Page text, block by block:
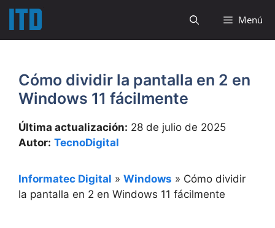
Saltar
contenido
Menú
Cómo dividir la pantalla en 2 en
Windows 11 fácilmente
Última actualización: 28 de julio de 2025
Autor: TecnoDigital
Informatec Digital » Windows » Cómo dividir
la pantalla en 2 en Windows 11 fácilmente